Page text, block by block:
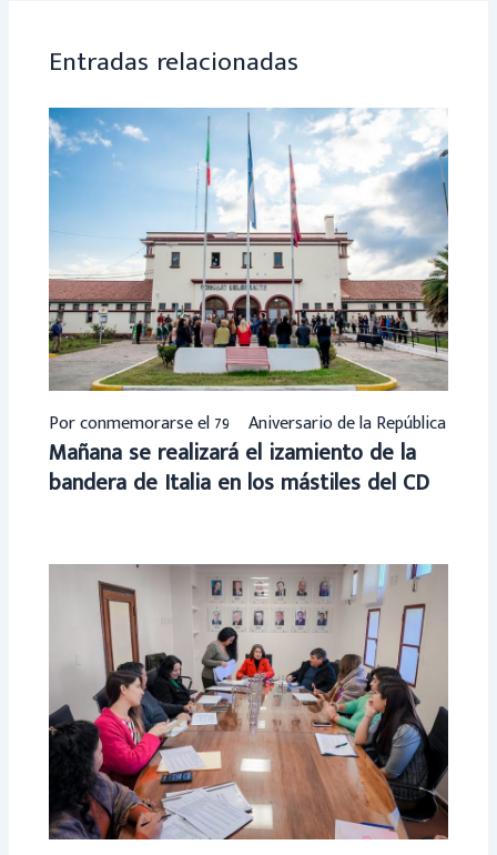
Entradas relacionadas
Por conmemorarse el 79º Aniversario de la República
Mañana se realizará el izamiento de la
bandera de Italia en los mástiles del CD